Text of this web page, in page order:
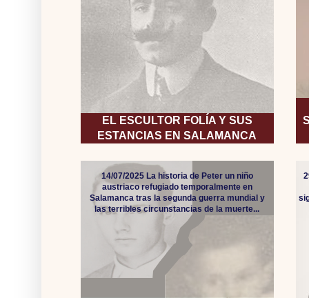
EL ESCULTOR FOLÍA Y SUS
ESTANCIAS EN SALAMANCA
14/07/2025 La historia de Peter un niño
austriaco refugiado temporalmente en
Salamanca tras la segunda guerra mundial y
las terribles circunstancias de la muerte...